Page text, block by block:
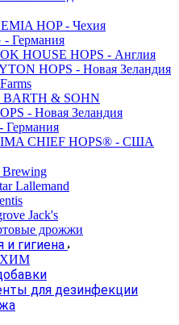
HOP - Чехия
Германия
HOUSE HOPS - Англия
HOPS - Новая Зеландия
BARTH & SOHN
- Новая Зеландия
Германия
CHIEF HOPS® - США
Lallemand
Jack's
дрожжи
и гигиена
для дезинфекции